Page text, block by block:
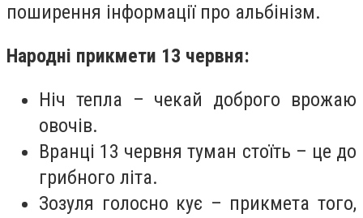
поширення інформації про альбінізм.
Народні прикмети 13 червня:
Ніч тепла – чекай доброго врожаю
овочів.
Вранці 13 червня туман стоїть – це до
грибного літа.
Зозуля голосно кує – прикмета того,